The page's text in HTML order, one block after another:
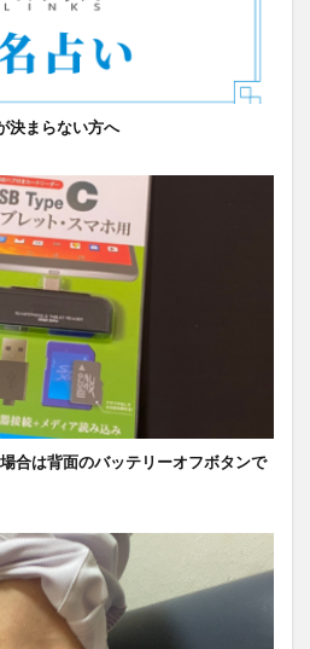
決まらない方へ
合は背面のバッテリーオフボタンで